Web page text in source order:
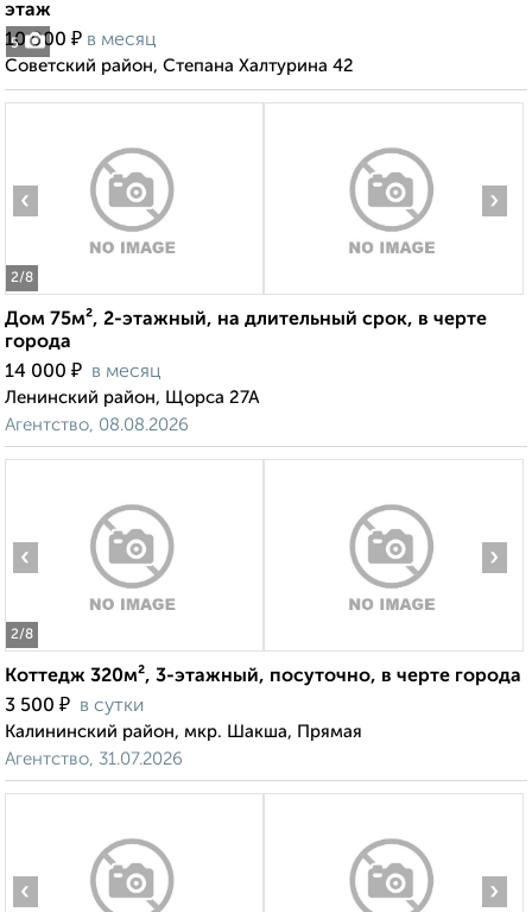
5
этаж
10 000 ₽ в месяц
Советский район, Степана Халтурина 42
2/8
‹ ›
Дом 75м², 2-этажный, на длительный срок, в черте
города
14 000 ₽ в месяц
Ленинский район, Щорса 27А
Агентство, 08.08.2026
2/8
‹ ›
Коттедж 320м², 3-этажный, посуточно, в черте города
3 500 ₽ в сутки
Калининский район, мкр. Шакша, Прямая
Агентство, 31.07.2026
‹ ›